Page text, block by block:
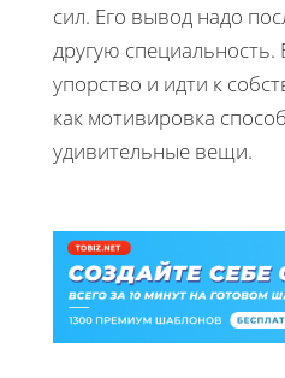
сил. Его вывод надо
другую
упорство и идти к
как мотивировка
удивительные вещи.